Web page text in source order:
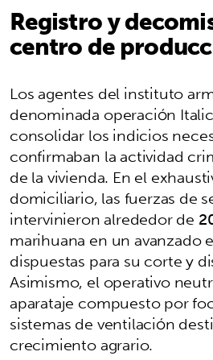
Registro y
centro de
Los agentes del instituto
denominada operación
consolidar los indicios
confirmaban la actividad
de la vivienda. En el
domiciliario, las fuerzas de
intervinieron alrededor de
marihuana en un avanzado
dispuestas para su corte y
Asimismo, el operativo
aparataje compuesto por
sistemas de ventilación
crecimiento agrario.